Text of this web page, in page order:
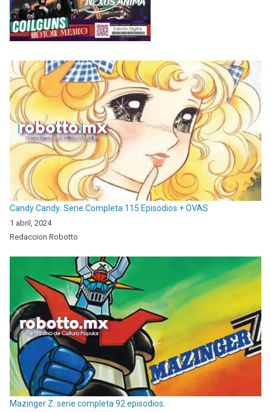
Candy Candy: Serie Completa 115 Episodios + OVAS
1 abril, 2024
Redaccion Robotto
Mazinger Z: serie completa 92 episodios.